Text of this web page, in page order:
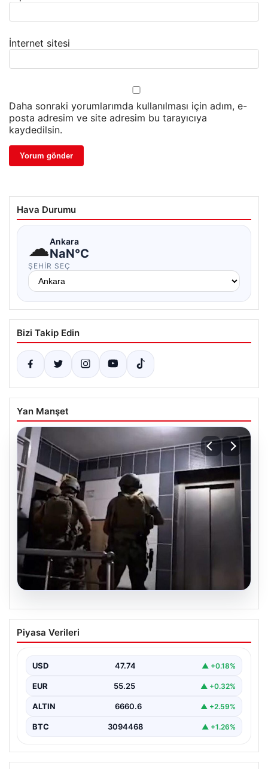
İnternet sitesi
Daha sonraki yorumlarımda kullanılması için adım, e-
posta adresim ve site adresim bu tarayıcıya
kaydedilsin.
Hava Durumu
☁Ankara
NaN°C
ŞEHIR SEÇ
Bizi Takip Edin
Yan Manşet
07.08.2026
Elazığ’da İntihar Mektubu Üzerinden
Ortaya Çıkan Tefecilik Operasyonu:
Elazığ’da tefecilere borçlandığı iddiasıyla yaşamına son
büyük…
Piyasa Verileri
USD 47.74 ▲ +0.18%
EUR 55.25 ▲ +0.32%
ALTIN 6660.6 ▲ +2.59%
BTC 3094468 ▲ +1.26%